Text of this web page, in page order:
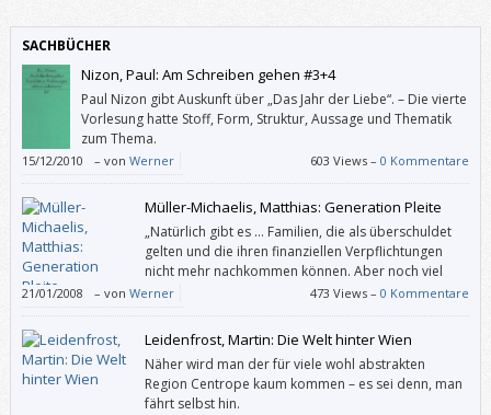
SACHBÜCHER
Nizon, Paul: Am Schreiben gehen #3+4
Paul Nizon gibt Auskunft über „Das Jahr der Liebe“. – Die vierte
Vorlesung hatte Stoff, Form, Struktur, Aussage und Thematik
zum Thema.
15/12/2010 – von Werner 603 Views –0 Kommentare
Müller-Michaelis, Matthias: Generation Pleite
„Natürlich gibt es … Familien, die als überschuldet
gelten und die ihren finanziellen Verpflichtungen
nicht mehr nachkommen können. Aber noch viel
größer ist die Gruppe derer, die trotz sicherer Jobs
auch in höheren Positionen und trotz guter Jahreseinkommen Monat für
Monat einfach nicht auskommen mit dem Einkommen.“
21/01/2008 – von Werner 473 Views –0 Kommentare
Leidenfrost, Martin: Die Welt hinter Wien
Näher wird man der für viele wohl abstrakten
Region Centrope kaum kommen – es sei denn, man
fährt selbst hin.